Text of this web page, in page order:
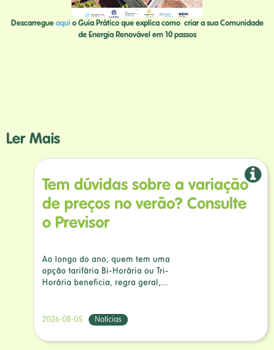
Descarregue aquio Guia Prático que explica como criar a sua Comunidade
de Energia Renovável em 10 passos
Ler Mais
Tem dúvidas sobre a variação
de preços no verão? Consulte
o Previsor
Ao longo do ano, quem tem uma
opção tarifária Bi-Horária ou Tri-
Horária beneficia, regra geral,...
2026-08-05 Notícias